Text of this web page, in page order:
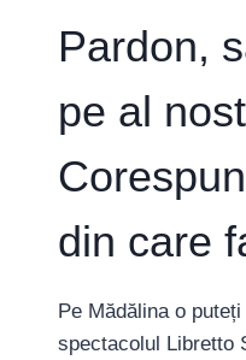
Pardon,
pe al
din care
Pe Mădălina o
spectacolul Libretto